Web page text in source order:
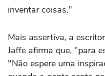
inventar coisas."
Mais assertiva, a
Jaffe afirma que, "para
"Não espere uma